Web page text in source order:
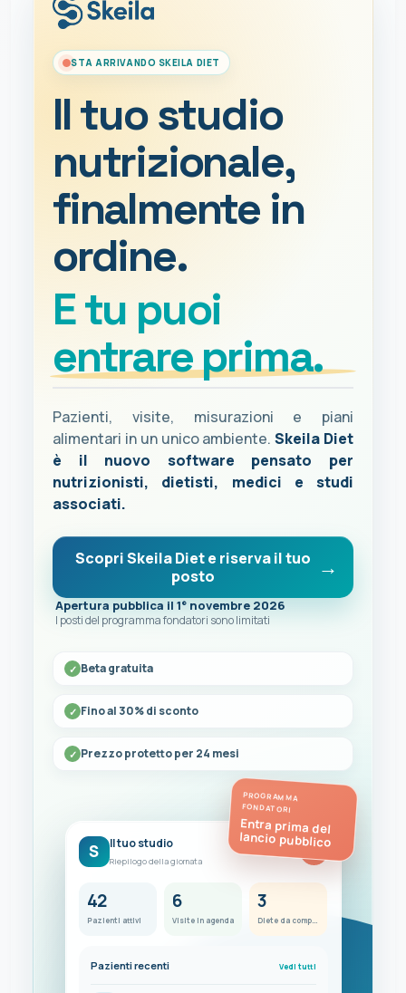
STA ARRIVANDO SKEILA DIET
Il tuo studio
nutrizionale,
finalmente in
ordine.
E tu puoi
entrare prima.
Pazienti, visite, misurazioni e piani
alimentari in un unico ambiente.Skeila Diet
è il nuovo software pensato per
nutrizionisti, dietisti, medici e studi
associati.
Scopri Skeila Diet e riserva il tuo
posto
Apertura pubblica il 1° novembre 2026
I posti del programma fondatori sono limitati
Beta gratuita
Fino al 30% di sconto
Prezzo protetto per 24 mesi
PROGRAMMA
FONDATORI
Entra prima del
lancio pubblico
S Il tuo studio
Riepilogo della giornata
FC
42
Pazienti attivi
6
Visite in agenda
3
Diete da completare
Pazienti recenti Vedi tutti